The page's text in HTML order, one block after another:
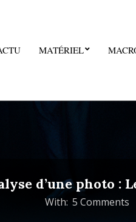
MATÉRIEL
d’une photo :
With: 5 Comments